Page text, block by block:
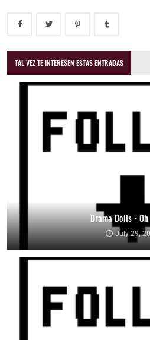
TAL VEZ TE INTERESEN ESTAS ENTRADAS
Drama Dolls -
July 29,